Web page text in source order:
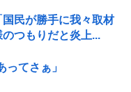
国民が勝手に我々取材
つもりだと炎上...
ってさぁ」